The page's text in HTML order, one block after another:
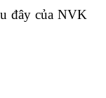
đây của NVK